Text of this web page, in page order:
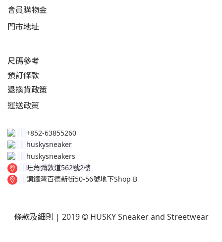
會員購物金
門市地址
尺碼參考
預訂條款
退換貨政策​
運送政策​
│ +852-63855260
huskysneaker
│ huskysneakers
│ 旺角彌敦道562號2樓
│ 銅鑼灣百德新街50-56號地下Shop B
條款及細則 | 2019 © HUSKY Sneaker and Streetwear